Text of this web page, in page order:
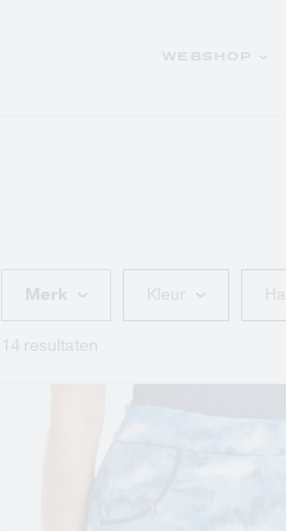
WEBSHOP
Golfkleding
Golfhandschoenen
Golfballen
Demodagen en
evenementen
Golfreizen
Merk Kleur
14 resultaten